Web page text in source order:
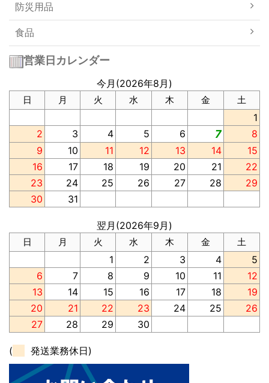
防災用品
食品
営業日カレンダー
今月(2026年8月)
日 月 火 水 木 金 土
1
2
3 4 5 6 7
8
9
10 11 12 13 14
15
16
17 18 19 20 21
22
23
24 25 26 27 28
29
30
31
翌月(2026年9月)
日 月 火 水 木 金 土
1 2 3 4
5
6
7 8 9 10 11
12
13
14 15 16 17 18
19
20
21 22 23 24 25
26
27
28 29 30
( 発送業務休日)